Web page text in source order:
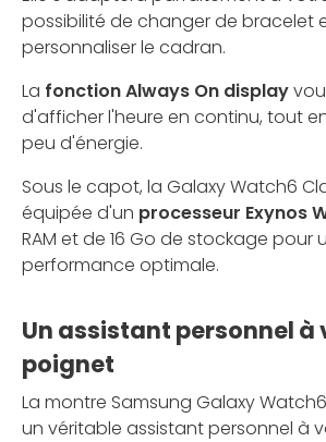
possibilité de changer de bracelet
personnaliser le cadran.
La fonction Always On display
d'afficher l'heure en continu, tout
peu d'énergie.
Sous le capot, la Galaxy Watch6
équipée d'un processeur Exynos
RAM et de 16 Go de stockage pour
performance optimale.
Un assistant personnel à
poignet
La montre Samsung Galaxy
un véritable assistant personnel à